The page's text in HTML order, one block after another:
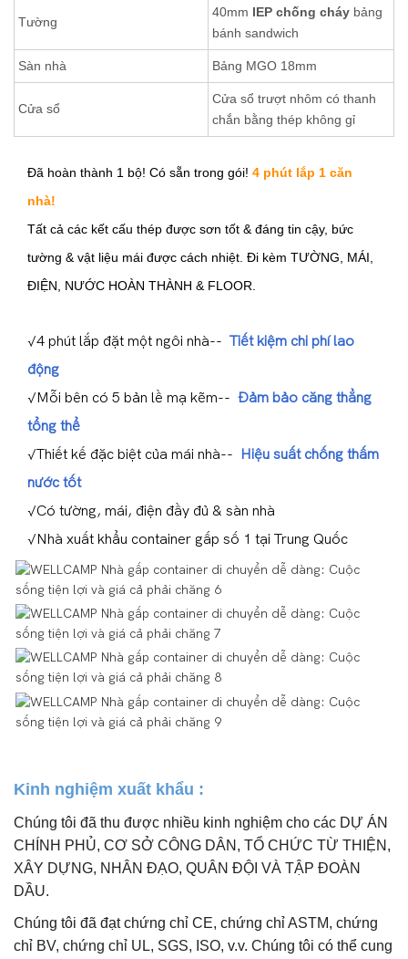
Tường
40mm IEP chống cháy bảng
bánh sandwich
Sàn nhà Bảng MGO 18mm
Cửa sổ
Cửa sổ trượt nhôm có thanh
chắn bằng thép không gỉ
Đã hoàn thành 1 bộ! Có sẵn trong gói! 4 phút lắp 1 căn
nhà!
Tất cả các kết cấu thép được sơn tốt & đáng tin cậy, bức
tường & vật liệu mái được cách nhiệt. Đi kèm TƯỜNG, MÁI,
ĐIỆN, NƯỚC HOÀN THÀNH & FLOOR.
√4 phút lắp đặt một ngôi nhà-- Tiết kiệm chi phí lao
động
√Mỗi bên có 5 bản lề mạ kẽm-- Đảm bảo căng thẳng
tổng thể
√Thiết kế đặc biệt của mái nhà--
Hiệu suất chống thấm
nước tốt
√Có tường, mái, điện đầy đủ & sàn nhà
√Nhà xuất khẩu container gấp số 1 tại Trung Quốc
Kinh nghiệm xuất khẩu :
Chúng tôi đã thu được nhiều kinh nghiệm cho các DỰ ÁN
CHÍNH PHỦ, CƠ SỞ CÔNG DÂN, TỔ CHỨC TỪ THIỆN,
XÂY DỰNG, NHÂN ĐẠO, QUÂN ĐỘI VÀ TẬP ĐOÀN
DẦU.
Chúng tôi đã đạt chứng chỉ CE, chứng chỉ ASTM, chứng
chỉ BV, chứng chỉ UL, SGS, ISO, v.v. Chúng tôi có thể cung